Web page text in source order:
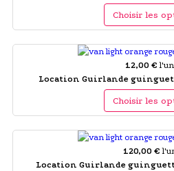
Choisir les
12,00 €
Location Guirlande
Choisir les
120,00 €
Location Guirlande